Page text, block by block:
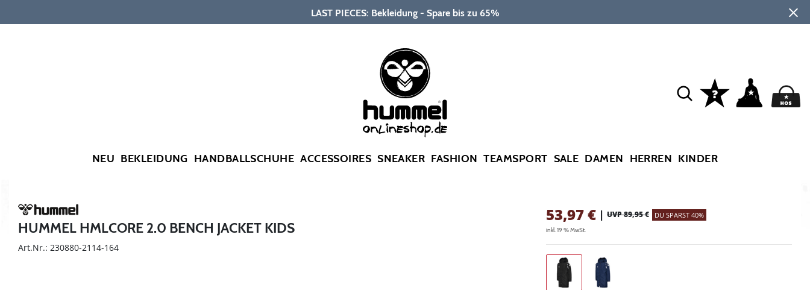
LAST PIECES: Bekleidung - Spare bis zu 65%
NEU BEKLEIDUNG HANDBALLSCHUHE ACCESSOIRES SNEAKER FASHION TEAMSPORT SALE DAMEN HERREN KINDER
HUMMEL HMLCORE 2.0 BENCH JACKET KIDS
Art.Nr.: 230880-2114-164
53,97€ | UVP 89,95 € DU SPARST 40%
inkl. 19 % MwSt.